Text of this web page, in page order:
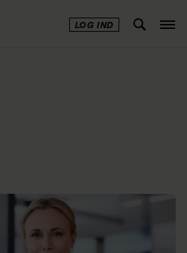
LOG IND